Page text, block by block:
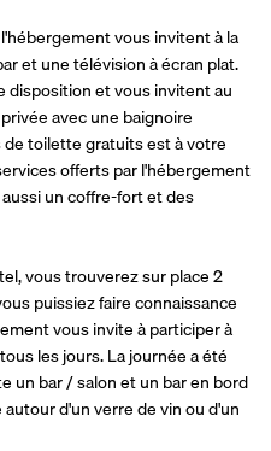
vous invitent à la
et une télévision à écran plat.
disposition et vous invitent au
avec une baignoire
toilette gratuits est à votre
offerts par l'hébergement
un coffre-fort et des
vous trouverez sur place 2
puissiez faire connaissance
vous invite à participer à
les jours. La journée a été
un bar / salon et un bar en bord
d'un verre de vin ou d'un